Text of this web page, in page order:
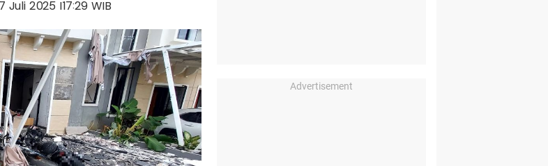
Juli 2025 |17:29 WIB
Advertisement